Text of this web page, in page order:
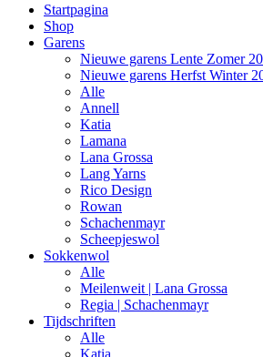
Startpagina
Shop
Garens
Nieuwe garens Lente Zomer
Nieuwe garens Herfst Winter
Alle
Annell
Katia
Lamana
Lana Grossa
Lang Yarns
Rico Design
Rowan
Schachenmayr
Scheepjeswol
Sokkenwol
Alle
Meilenweit | Lana Grossa
Regia | Schachenmayr
Tijdschriften
Alle
Katia